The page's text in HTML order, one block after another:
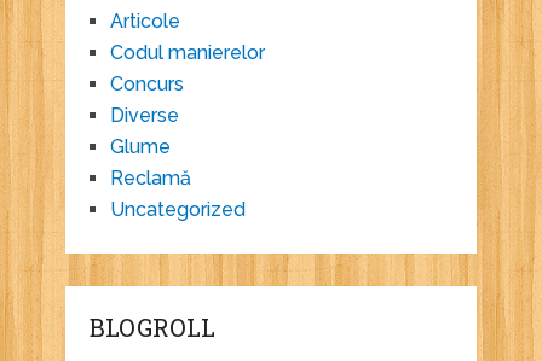
Articole
Codul manierelor
Concurs
Diverse
Glume
Reclamă
Uncategorized
BLOGROLL